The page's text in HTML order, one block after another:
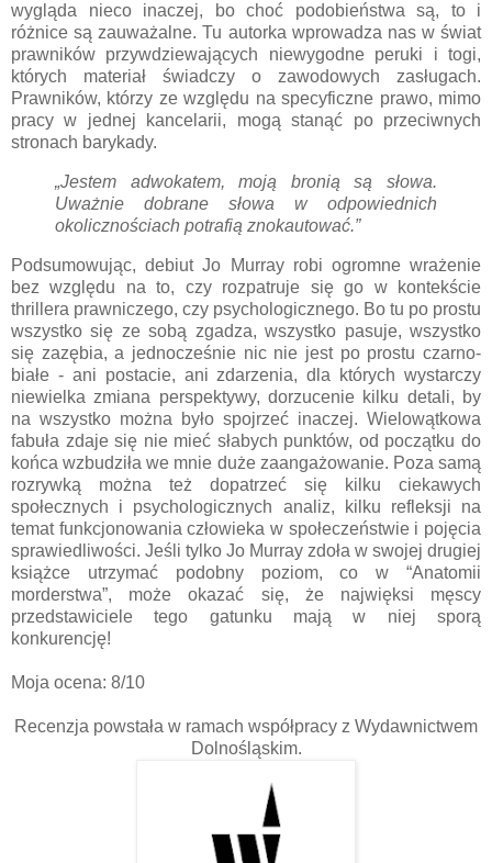
wygląda nieco inaczej, bo choć podobieństwa są, to i
różnice są zauważalne. Tu autorka wprowadza nas w świat
prawników przywdziewających niewygodne peruki i togi,
których materiał świadczy o zawodowych zasługach.
Prawników, którzy ze względu na specyficzne prawo, mimo
pracy w jednej kancelarii, mogą stanąć po przeciwnych
stronach barykady.
„Jestem adwokatem, moją bronią są słowa.
Uważnie dobrane słowa w odpowiednich
okolicznościach potrafią znokautować.”
Podsumowując, debiut Jo Murray robi ogromne wrażenie
bez względu na to, czy rozpatruje się go w kontekście
thrillera prawniczego, czy psychologicznego. Bo tu po prostu
wszystko się ze sobą zgadza, wszystko pasuje, wszystko
się zazębia, a jednocześnie nic nie jest po prostu czarno-
białe - ani postacie, ani zdarzenia, dla których wystarczy
niewielka zmiana perspektywy, dorzucenie kilku detali, by
na wszystko można było spojrzeć inaczej. Wielowątkowa
fabuła zdaje się nie mieć słabych punktów, od początku do
końca wzbudziła we mnie duże zaangażowanie. Poza samą
rozrywką można też dopatrzeć się kilku ciekawych
społecznych i psychologicznych analiz, kilku refleksji na
temat funkcjonowania człowieka w społeczeństwie i pojęcia
sprawiedliwości. Jeśli tylko Jo Murray zdoła w swojej drugiej
książce utrzymać podobny poziom, co w “Anatomii
morderstwa”, może okazać się, że najwięksi męscy
przedstawiciele tego gatunku mają w niej sporą
konkurencję!
Moja ocena: 8/10
Recenzja powstała w ramach współpracy z Wydawnictwem
Dolnośląskim.